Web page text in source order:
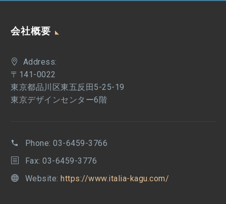
会社概要
Address:
〒141-0022
東京都品川区東五反田5-25-19
東京デザインセンター6階
Phone: 03-6459-3766
Fax: 03-6459-3776
Website: https://www.italia-kagu.com/